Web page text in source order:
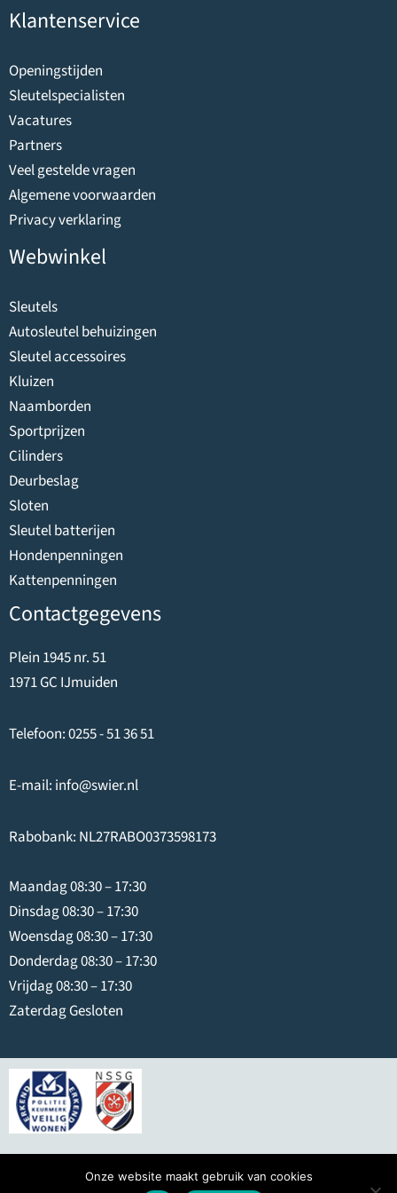
Klantenservice
Openingstijden
Sleutelspecialisten
Vacatures
Partners
Veel gestelde vragen
Algemene voorwaarden
Privacy verklaring
Webwinkel
Sleutels
Autosleutel behuizingen
Sleutel accessoires
Kluizen
Naamborden
Sportprijzen
Cilinders
Deurbeslag
Sloten
Sleutel batterijen
Hondenpenningen
Kattenpenningen
Contactgegevens
Plein 1945 nr. 51
1971 GC IJmuiden
Telefoon:0255 - 51 36 51
E-mail: info@swier.nl
Rabobank: NL27RABO0373598173
Maandag 08:30 – 17:30
Dinsdag 08:30 – 17:30
Woensdag 08:30 – 17:30
Donderdag 08:30 – 17:30
Vrijdag 08:30 – 17:30
Zaterdag Gesloten
Hosting door hostingindustries.nl
Onze website maakt gebruik van cookies